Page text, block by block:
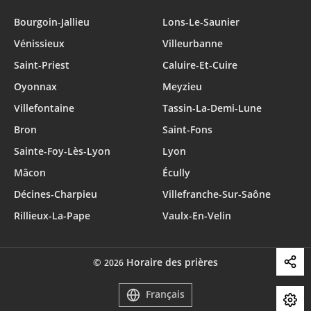
Bourgoin-Jallieu
Lons-Le-Saunier
Vénissieux
Villeurbanne
Saint-Priest
Caluire-Et-Cuire
Oyonnax
Meyzieu
Villefontaine
Tassin-La-Demi-Lune
Bron
Saint-Fons
Sainte-Foy-Lès-Lyon
Lyon
Mâcon
Écully
Décines-Charpieu
Villefranche-Sur-Saône
Rillieux-La-Pape
Vaulx-En-Velin
© 2026 Horaire des prières
Français